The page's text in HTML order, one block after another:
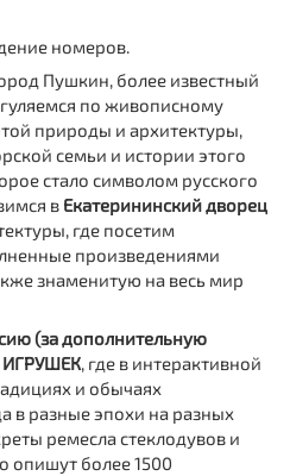
номеров.
Пушкин, более известный
по живописному
природы и архитектуры,
семьи и истории этого
стало символом русского
в Екатерининский дворец
где посетим
произведениями
знаменитую на весь мир
(за дополнительную
ИГРУШЕК, где в интерактивной
и обычаях
в разные эпохи на разных
ремесла стеклодувов и
опишут более 1500